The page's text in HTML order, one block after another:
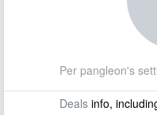
Per pangleon's
Dealsinfo,